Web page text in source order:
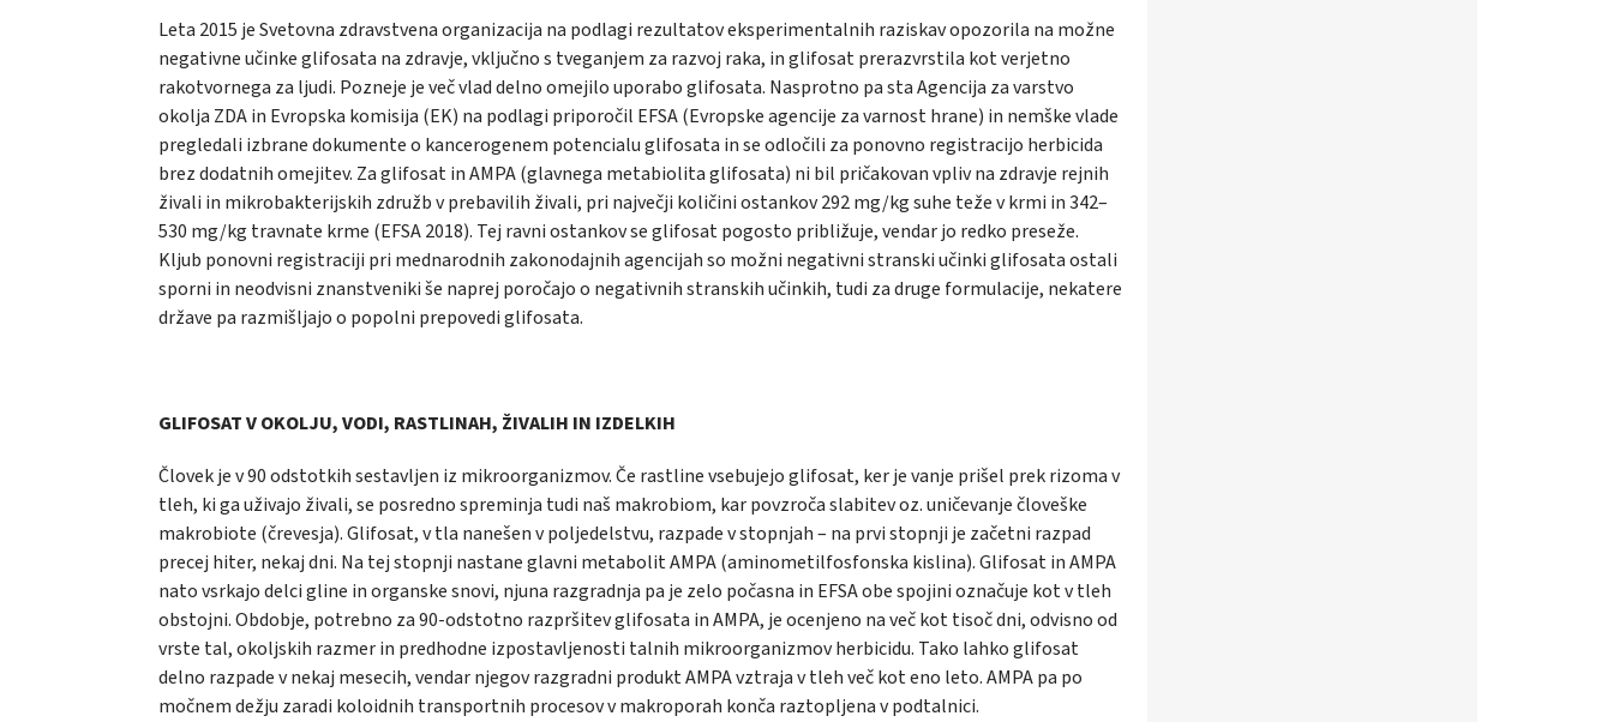
Leta 2015 je Svetovna zdravstvena organizacija na podlagi rezultatov eksperimentalnih raziskav opozorila na možne
negativne učinke glifosata na zdravje, vključno s tveganjem za razvoj raka, in glifosat prerazvrstila kot verjetno
rakotvornega za ljudi. Pozneje je več vlad delno omejilo uporabo glifosata. Nasprotno pa sta Agencija za varstvo
okolja ZDA in Evropska komisija (EK) na podlagi priporočil EFSA (Evropske agencije za varnost hrane) in nemške vlade
pregledali izbrane dokumente o kancerogenem potencialu glifosata in se odločili za ponovno registracijo herbicida
brez dodatnih omejitev. Za glifosat in AMPA (glavnega metabiolita glifosata) ni bil pričakovan vpliv na zdravje rejnih
živali in mikrobakterijskih združb v prebavilih živali, pri največji količini ostankov 292 mg/kg suhe teže v krmi in 342–
530 mg/kg travnate krme (EFSA 2018). Tej ravni ostankov se glifosat pogosto približuje, vendar jo redko preseže.
Kljub ponovni registraciji pri mednarodnih zakonodajnih agencijah so možni negativni stranski učinki glifosata ostali
sporni in neodvisni znanstveniki še naprej poročajo o negativnih stranskih učinkih, tudi za druge formulacije, nekatere
države pa razmišljajo o popolni prepovedi glifosata.
GLIFOSAT V OKOLJU, VODI, RASTLINAH, ŽIVALIH IN IZDELKIH
Človek je v 90 odstotkih sestavljen iz mikroorganizmov. Če rastline vsebujejo glifosat, ker je vanje prišel prek rizoma v
tleh, ki ga uživajo živali, se posredno spreminja tudi naš makrobiom, kar povzroča slabitev oz. uničevanje človeške
makrobiote (črevesja). Glifosat, v tla nanešen v poljedelstvu, razpade v stopnjah – na prvi stopnji je začetni razpad
precej hiter, nekaj dni. Na tej stopnji nastane glavni metabolit AMPA (aminometilfosfonska kislina). Glifosat in AMPA
nato vsrkajo delci gline in organske snovi, njuna razgradnja pa je zelo počasna in EFSA obe spojini označuje kot v tleh
obstojni. Obdobje, potrebno za 90-odstotno razpršitev glifosata in AMPA, je ocenjeno na več kot tisoč dni, odvisno od
vrste tal, okoljskih razmer in predhodne izpostavljenosti talnih mikroorganizmov herbicidu. Tako lahko glifosat
delno razpade v nekaj mesecih, vendar njegov razgradni produkt AMPA vztraja v tleh več kot eno leto. AMPA pa po
močnem dežju zaradi koloidnih transportnih procesov v makroporah konča raztopljena v podtalnici.